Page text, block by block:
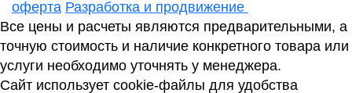
оферта Разработка и продвижение
Все цены и расчеты являются предварительными, а
точную стоимость и наличие конкретного товара или
услуги необходимо уточнять у менеджера.
Сайт использует cookie-файлы для удобства